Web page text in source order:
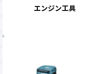
エンジン工具